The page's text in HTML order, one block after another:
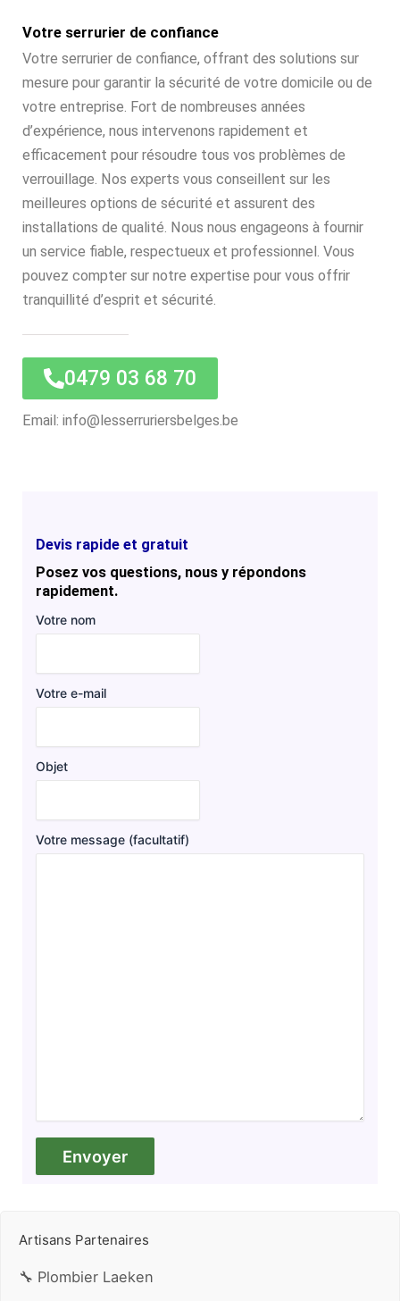
Votre serrurier de confiance
Votre serrurier de confiance, offrant des solutions sur
mesure pour garantir la sécurité de votre domicile ou de
votre entreprise. Fort de nombreuses années
d’expérience, nous intervenons rapidement et
efficacement pour résoudre tous vos problèmes de
verrouillage. Nos experts vous conseillent sur les
meilleures options de sécurité et assurent des
installations de qualité. Nous nous engageons à fournir
un service fiable, respectueux et professionnel. Vous
pouvez compter sur notre expertise pour vous offrir
tranquillité d’esprit et sécurité.
0479 03 68 70
Email: info@lesserruriersbelges.be
Devis rapide et gratuit
Posez vos questions, nous y répondons
rapidement.
Votre nom
Votre e-mail
Objet
Votre message (facultatif)
Artisans Partenaires
🔧 Plombier Laeken